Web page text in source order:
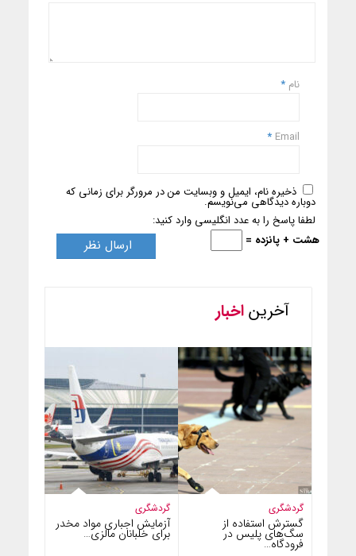
نام *
Email
*
ذخیره نام، ایمیل و وبسایت من در مرورگر برای زمانی که
دوباره دیدگاهی می‌نویسم.
لطفا پاسخ را به عدد انگلیسی وارد کنید:
هشت + پانزده =
آخریناخبار
گردشگری
آزمایش اجباری مواد مخدر
برای خلبانان مالزی…
گردشگری
گسترش استفاده از
سگ‌های پلیس در
فرودگاه…